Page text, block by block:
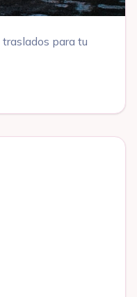
traslados para tu